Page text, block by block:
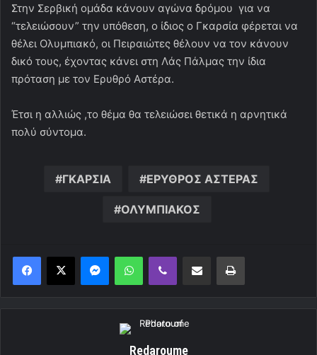
Στην Σερβική ομάδα κάνουν αγώνα δρόμου για να
“τελειώσουν” την υπόθεση, ο ίδιος ο Γκαρσία φέρεται να
θέλει Ολυμπιακό, οι Πειραιώτες θέλουν να τον κάνουν
δικό τους, έχοντας κάνει στη Λάς Πάλμας την ίδια
πρόταση με τον Ερυθρό Αστέρα.
Έτσι η αλλιώς ,το θέμα θα τελειώσει θετικά η αρνητικά
πολύ σύντομα.
ΓΚΑΡΣΙΑ ΕΡΥΘΡΟΣ ΑΣΤΕΡΑΣ
ΟΛΥΜΠΙΑΚΟΣ
MessengerWhatsAppViber Κοινοποίηση μέσω ηλεκτρονικού ταχυδρομείουΕκτύπωση
Redaroume